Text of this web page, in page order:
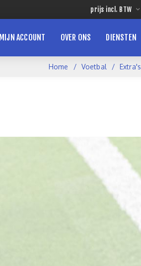
MIJN ACCOUNT OVER ONS DIENSTEN
Home Voetbal Extra's